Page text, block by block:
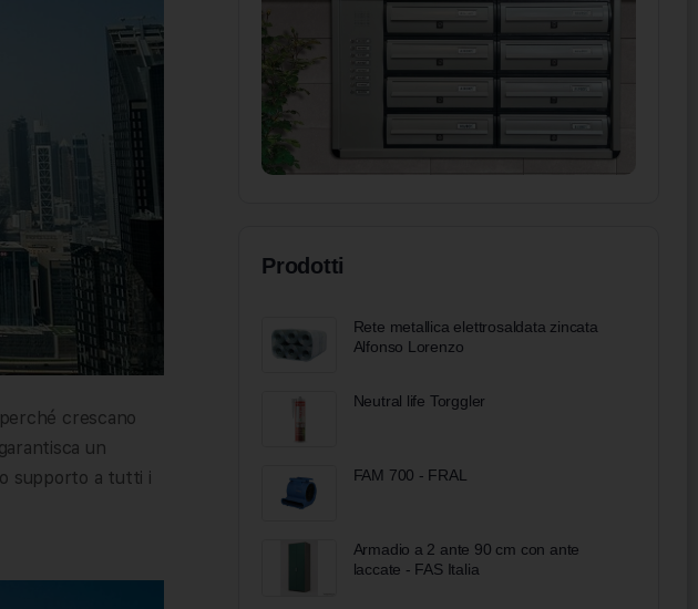
crescano
un
supporto a tutti i
Prodotti
Rete metallica elettrosaldata zincata
Alfonso Lorenzo
Neutral life Torggler
FAM 700 - FRAL
Armadio a 2 ante 90 cm con ante
laccate - FAS Italia